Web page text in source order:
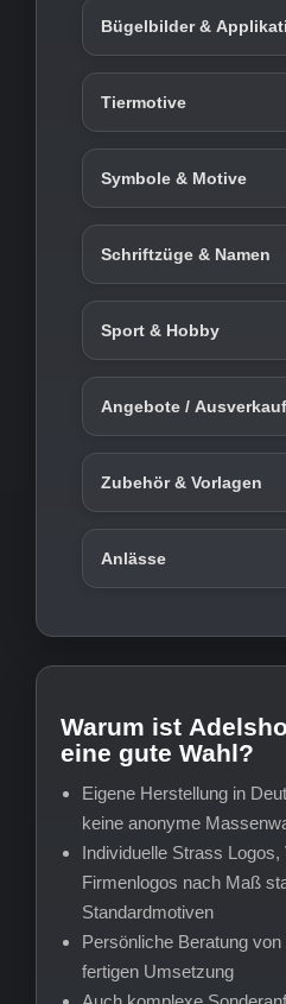
Bügelbilder &
Tiermotive
Symbole & Motive
Schriftzüge & Namen
Sport & Hobby
Angebote / Ausverkauf
Zubehör & Vorlagen
Anlässe
Warum ist
eine gute Wahl?
Eigene Herstellung in
keine anonyme
Individuelle Strass Logos,
Firmenlogos nach Maß
Standardmotiven
Persönliche Beratung
fertigen Umsetzung